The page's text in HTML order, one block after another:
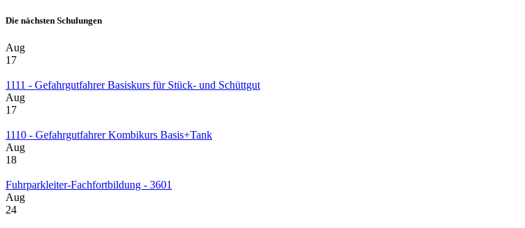
Die nächsten Schulungen
Aug
17
1111 - Gefahrgutfahrer Basiskurs für Stück- und Schüttgut
Aug
17
1110 - Gefahrgutfahrer Kombikurs Basis+Tank
Aug
18
Fuhrparkleiter-Fachfortbildung - 3601
Aug
24